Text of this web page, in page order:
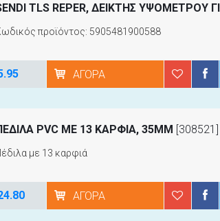
TLS REPER, ΔΕΙΚΤΗΣ ΥΨΟΜΕΤΡΟΥ
προϊόντος: 5905481900588
ΑΓΟΡΆ
PVC ΜΕ 13 ΚΑΡΦΙΑ, 35MM [308521]
με 13 καρφιά
ΑΓΟΡΆ